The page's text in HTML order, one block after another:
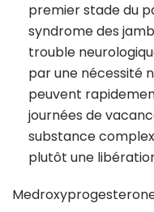
premier stade du
syndrome des
trouble
par une nécessité
peuvent
journées de
substance
plutôt une